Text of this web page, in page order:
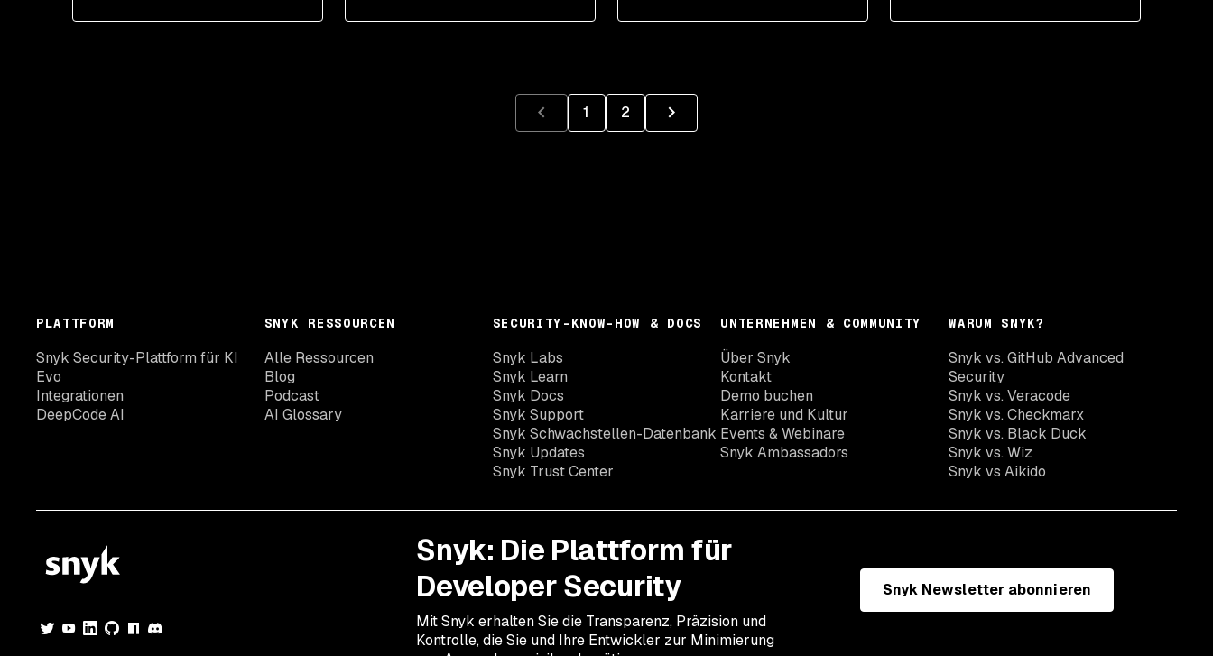
1 2
PLATTFORM
Snyk Security-Plattform für KI
Evo
Integrationen
DeepCode AI
SNYK RESSOURCEN
Alle Ressourcen
Blog
Podcast
AI Glossary
SECURITY-KNOW-HOW & DOCS
Snyk Labs
Snyk Learn
Snyk Docs
Snyk Support
Snyk Schwachstellen-Datenbank
Snyk Updates
Snyk Trust Center
UNTERNEHMEN & COMMUNITY
Über Snyk
Kontakt
Demo buchen
Karriere und Kultur
Events & Webinare
Snyk Ambassadors
WARUM SNYK?
Snyk vs. GitHub Advanced
Security
Snyk vs. Veracode
Snyk vs. Checkmarx
Snyk vs. Black Duck
Snyk vs. Wiz
Snyk vs Aikido
Snyk: Die Plattform für
Developer Security
Mit Snyk erhalten Sie die Transparenz, Präzision und
Kontrolle, die Sie und Ihre Entwickler zur Minimierung
Snyk Newsletter abonnieren